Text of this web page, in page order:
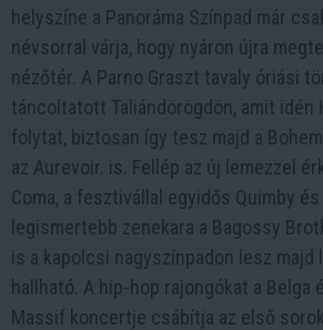
helyszíne a Panoráma Színpad már
névsorral várja, hogy nyáron újra
nézőtér. A Parno Graszt tavaly óriási
táncoltatott Taliándörögdön, amit idén
folytat, biztosan így tesz majd a
az Aurevoir. is. Fellép az új lemezzel
Coma, a fesztivállal egyidős Quimby
legismertebb zenekara a Bagossy
is a kapolcsi nagyszínpadon lesz majd
hallható. A hip-hop rajongókat a Belga
Massif koncertje csábítja az első